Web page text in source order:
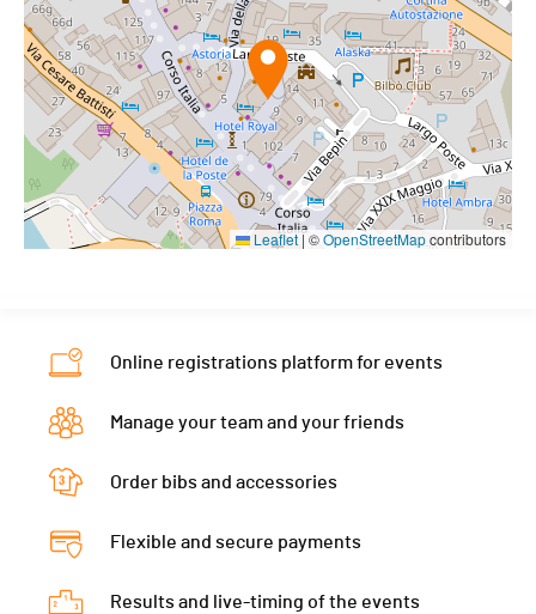
Leaflet |©OpenStreetMapcontributors
Online registrations platform for events
Manage your team and your friends
Order bibs and accessories
Flexible and secure payments
Results and live-timing of the events